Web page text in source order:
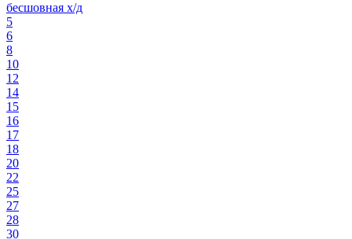
бесшовная х/д
5
6
8
10
12
14
15
16
17
18
20
22
25
27
28
30